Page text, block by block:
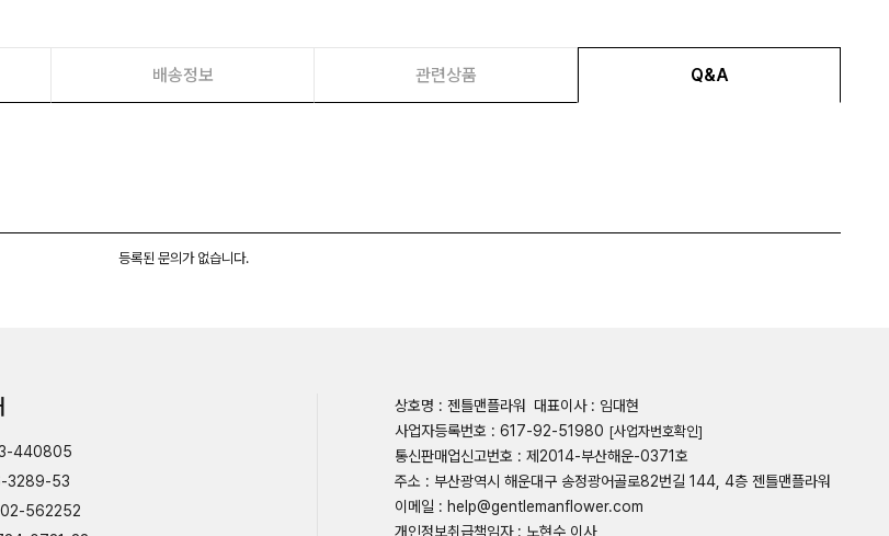
배송정보 관련상품 Q&A
등록된 문의가 없습니다.
440805
3289-53
562252
상호명 : 젠틀맨플라워 대표이사 : 임대현
사업자등록번호 : 617-92-51980 [사업자번호확인]
통신판매업신고번호 : 제2014-부산해운-0371호
주소 : 부산광역시 해운대구 송정광어골로82번길 144, 4층 젠틀맨플라워
이메일 : help@gentlemanflower.com
개인정보취급책임자 : 노현수 이사